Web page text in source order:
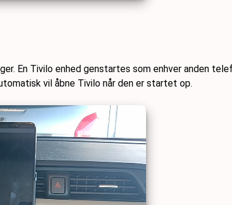
En Tivilo enhed genstartes som enhver anden
vil åbne Tivilo når den er startet op.